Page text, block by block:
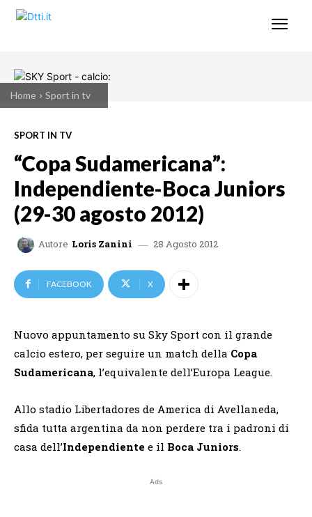
Home Sport in tv
SPORT IN TV
“Copa Sudamericana”:
Independiente-Boca Juniors
(29-30 agosto 2012)
Autore Loris Zanini 28 Agosto 2012
FACEBOOK X
Nuovo appuntamento su Sky Sport con il grande
calcio estero, per seguire un match della Copa
Sudamericana, l’equivalente dell’Europa League.
Allo stadio Libertadores de America di Avellaneda,
sfida tutta argentina da non perdere tra i padroni di
casa dell’Independiente e il Boca Juniors.
Ads